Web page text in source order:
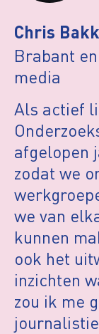
Chris
Brabant
media
Als actief
afgelopen
zodat we
we van
kunnen
ook het
inzichten
zou ik me